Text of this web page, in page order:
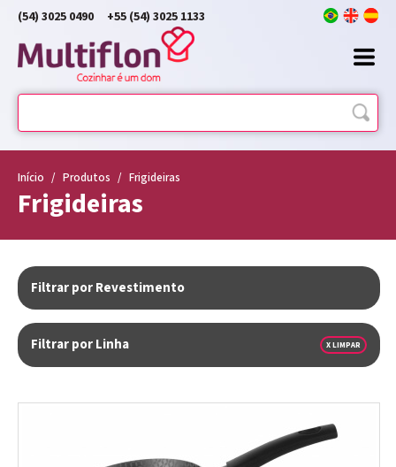
(54) 3025 0490 +55 (54) 3025 1133
Início / Produtos / Frigideiras
Frigideiras
Filtrar por Revestimento
Filtrar por Linha X LIMPAR